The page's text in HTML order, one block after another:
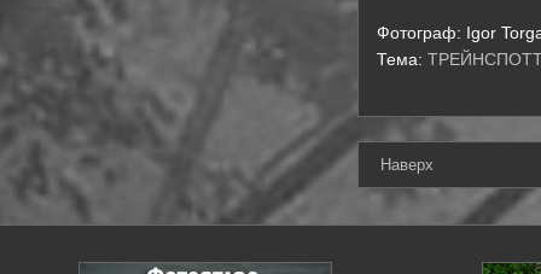
Фотограф: Igor
Тема:
Наверх